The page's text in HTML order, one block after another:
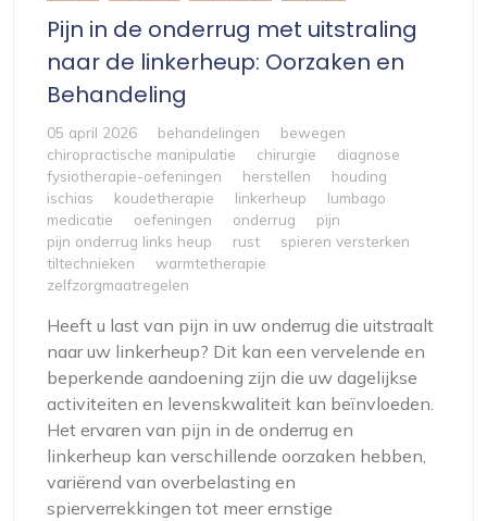
Pijn in de onderrug met uitstraling
naar de linkerheup: Oorzaken en
Behandeling
05 april 2026 behandelingen
bewegen
chiropractische manipulatie
chirurgie
diagnose
fysiotherapie-oefeningen
herstellen
houding
ischias
koudetherapie linkerheup
lumbago
medicatie
oefeningen onderrug
pijn
pijn onderrug links heup
rust
spieren versterken
tiltechnieken
warmtetherapie
zelfzorgmaatregelen
Heeft u last van pijn in uw onderrug die uitstraalt
naar uw linkerheup? Dit kan een vervelende en
beperkende aandoening zijn die uw dagelijkse
activiteiten en levenskwaliteit kan beïnvloeden.
Het ervaren van pijn in de onderrug en
linkerheup kan verschillende oorzaken hebben,
variërend van overbelasting en
spierverrekkingen tot meer ernstige